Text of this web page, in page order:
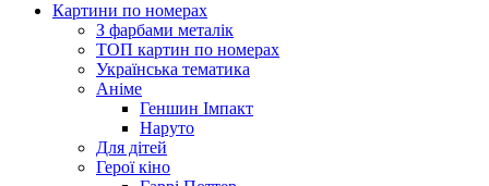
Картини по номерах
З фарбами металік
ТОП картин по номерах
Українська тематика
Аніме
Геншин Імпакт
Наруто
Для дітей
Герої кіно